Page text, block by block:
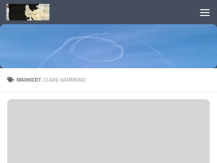
Skip to content
MARKIERT:CLARE HAMMOND